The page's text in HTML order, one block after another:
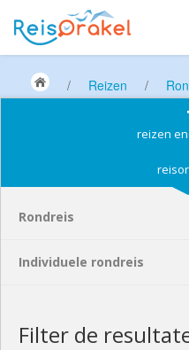
/ Reizen /
reizen
Rondreis
Individuele rondreis
Filter de